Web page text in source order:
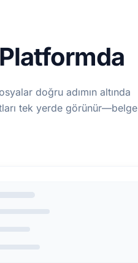
doğru adımın altında
tek yerde görünür—belge